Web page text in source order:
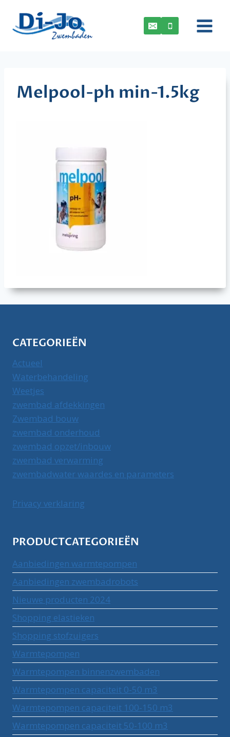
inhoud
Melpool-ph min-1.5kg
CATEGORIEËN
Actueel
Waterbehandeling
Weetjes
zwembad afdekkingen
Zwembad bouw
zwembad onderhoud
zwembad opzet/inbouw
zwembad verwarming
zwembadwater waardes en parameters
Privacy verklaring
PRODUCTCATEGORIEËN
Aanbiedingen warmtepompen
Aanbiedingen zwembadrobots
Nieuwe producten 2024
Shopping elastieken
Shopping stofzuigers
Warmtepompen
Warmtepompen binnenzwembaden
Warmtepompen capaciteit 0-50 m3
Warmtepompen capaciteit 100-150 m3
Warmtepompen capaciteit 50-100 m3